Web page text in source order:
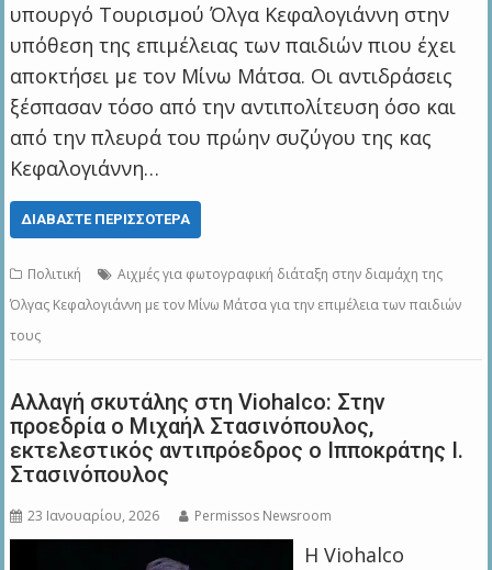
υπουργό Τουρισμού Όλγα Κεφαλογιάννη στην
υπόθεση της επιμέλειας των παιδιών πιου έχει
αποκτήσει με τον Μίνω Μάτσα. Οι αντιδράσεις
ξέσπασαν τόσο από την αντιπολίτευση όσο και
από την πλευρά του πρώην συζύγου της κας
Κεφαλογιάννη…
ΔΙΑΒΆΣΤΕ ΠΕΡΙΣΣΌΤΕΡΑ
Πολιτική
Αιχμές για φωτογραφική διάταξη στην διαμάχη της
Όλγας Κεφαλογιάννη με τον Μίνω Μάτσα για την επιμέλεια των παιδιών
τους
Αλλαγή σκυτάλης στη Viohalco: Στην
προεδρία ο Μιχαήλ Στασινόπουλος,
εκτελεστικός αντιπρόεδρος ο Ιπποκράτης Ι.
Στασινόπουλος
23 Ιανουαρίου, 2026 Permissos Newsroom
Η Viohalco